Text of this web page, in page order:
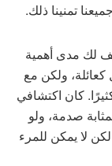
تمنينا ذلك.
لك مدى أهمية
كعائلة، ولكن مع
كان اكتشافي
صدمة، ولو
لا يمكن للمرء